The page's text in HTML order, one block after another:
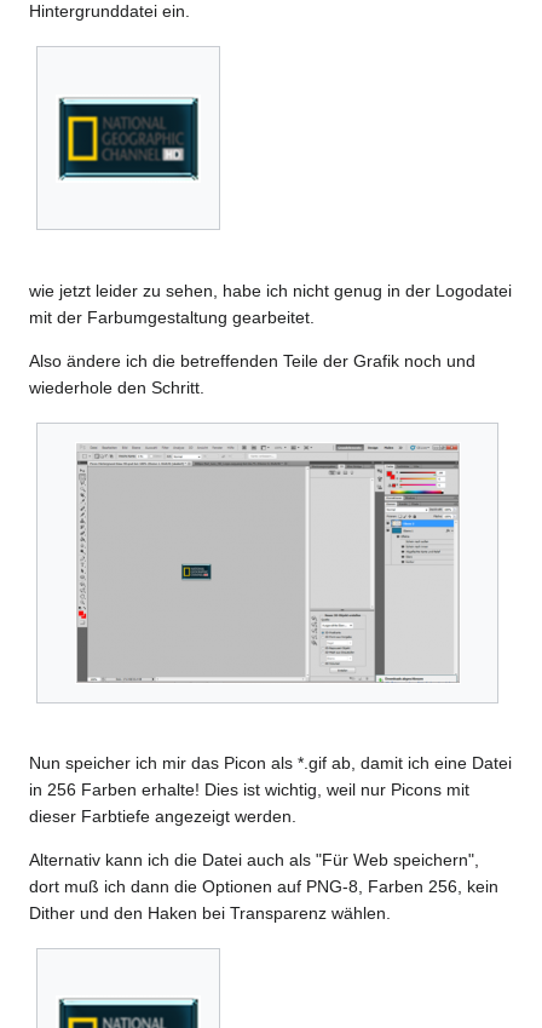
Hintergrunddatei ein.
wie jetzt leider zu sehen, habe ich nicht genug in der Logodatei
mit der Farbumgestaltung gearbeitet.
Also ändere ich die betreffenden Teile der Grafik noch und
wiederhole den Schritt.
Nun speicher ich mir das Picon als *.gif ab, damit ich eine Datei
in 256 Farben erhalte! Dies ist wichtig, weil nur Picons mit
dieser Farbtiefe angezeigt werden.
Alternativ kann ich die Datei auch als "Für Web speichern",
dort muß ich dann die Optionen auf PNG-8, Farben 256, kein
Dither und den Haken bei Transparenz wählen.